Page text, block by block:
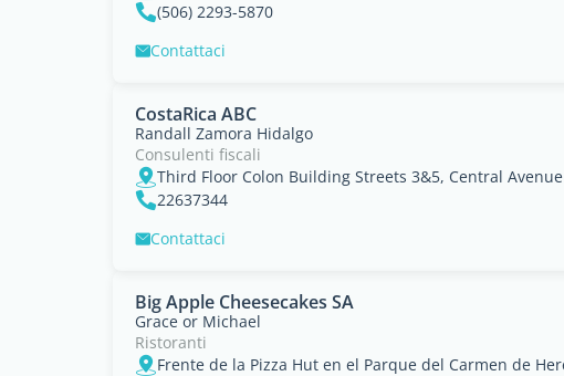
(506) 2293-5870
Contattaci
CostaRica ABC
Randall Zamora Hidalgo
Consulenti fiscali
Third Floor Colon Building Streets 3&5, Central Avenue
22637344
Contattaci
Big Apple Cheesecakes SA
Grace or Michael
Ristoranti